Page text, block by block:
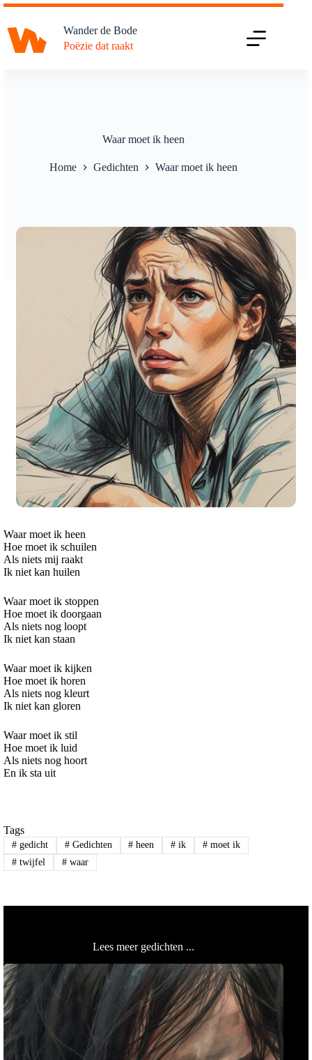
Ga
de
inhoud
Wander de Bode
Poëzie dat raakt
Waar moet ik heen
Home Gedichten Waar moet ik heen
Waar moet ik heen
Hoe moet ik schuilen
Als niets mij raakt
Ik niet kan huilen
Waar moet ik stoppen
Hoe moet ik doorgaan
Als niets nog loopt
Ik niet kan staan
Waar moet ik kijken
Hoe moet ik horen
Als niets nog kleurt
Ik niet kan gloren
Waar moet ik stil
Hoe moet ik luid
Als niets nog hoort
En ik sta uit
Tags
#gedicht #Gedichten # heen # ik # moet ik
#twijfel #waar
Lees meer gedichten ...